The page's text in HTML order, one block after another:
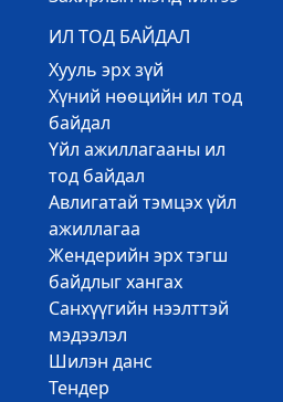
ИЛ ТОД БАЙДАЛ
Хууль эрх зүй
Хүний нөөцийн ил тод
байдал
Үйл ажиллагааны ил
тод байдал
Авлигатай тэмцэх үйл
ажиллагаа
Жендерийн эрх тэгш
байдлыг хангах
Санхүүгийн нээлттэй
мэдээлэл
Шилэн данс
Тендер